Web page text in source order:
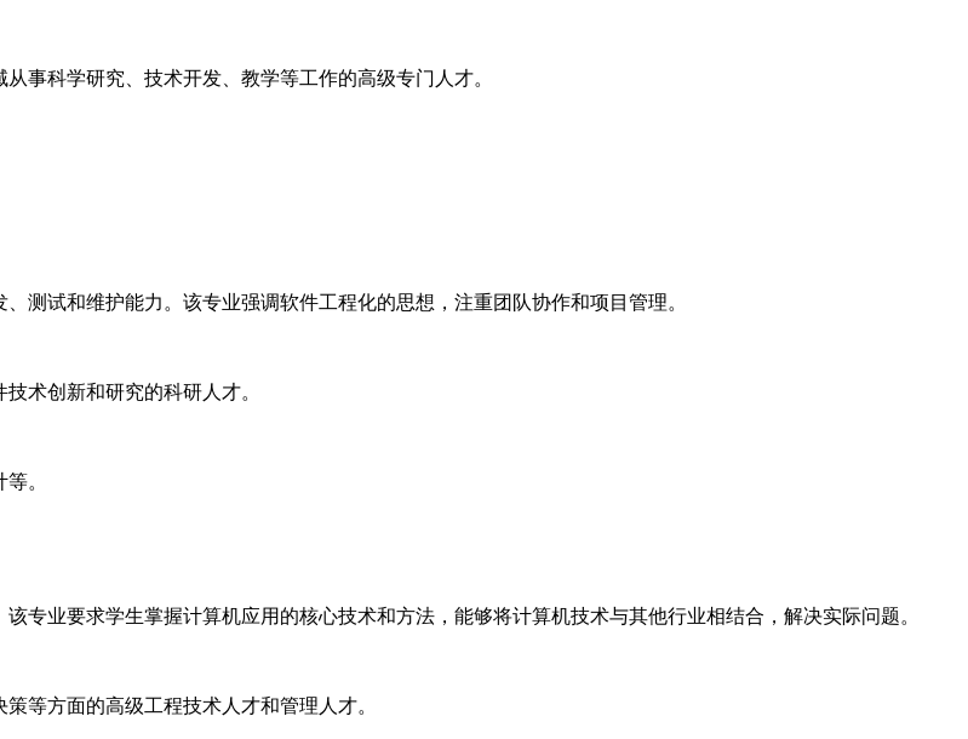
事科学研究、技术开发、教学等工作的高级专门人才。
测试和维护能力。该专业强调软件工程化的思想，注重团队协作和项目管理。
术创新和研究的科研人才。
。
专业要求学生掌握计算机应用的核心技术和方法，能够将计算机技术与其他行业相结合，解决实际问题。
等方面的高级工程技术人才和管理人才。